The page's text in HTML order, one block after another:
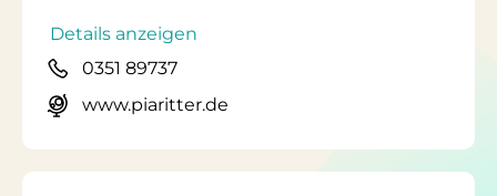
Details anzeigen
0351 89737
www.piaritter.de